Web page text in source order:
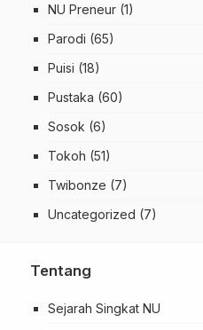
NU Preneur (1)
Parodi (65)
Puisi (18)
Pustaka (60)
Sosok (6)
Tokoh (51)
Twibonze (7)
Uncategorized (7)
Tentang
Sejarah Singkat NU